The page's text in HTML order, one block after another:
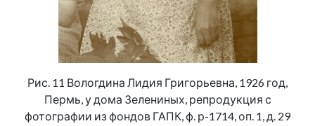
Рис. 11 Вологдина Лидия Григорьевна, 1926 год,
Пермь, у дома Зелениных, репродукция с
фотографии из фондов ГАПК, ф. р-1714, оп. 1, д. 29